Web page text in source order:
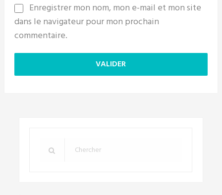
Enregistrer mon nom, mon e-mail et mon site
dans le navigateur pour mon prochain
commentaire.